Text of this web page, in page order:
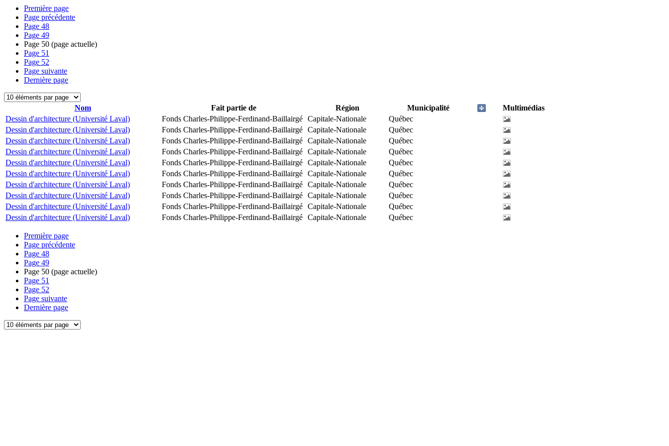
Première page
Page précédente
Page 48
Page 49
Page 50 (page actuelle)
Page 51
Page 52
Page suivante
Dernière page
Nom Fait partie de Région Municipalité
Multimédias
Dessin d'architecture (Université Laval)
Fonds Charles-Philippe-Ferdinand-Baillairgé Capitale-Nationale
Québec
Dessin d'architecture (Université Laval)
Fonds Charles-Philippe-Ferdinand-Baillairgé Capitale-Nationale
Québec
Dessin d'architecture (Université Laval)
Fonds Charles-Philippe-Ferdinand-Baillairgé Capitale-Nationale
Québec
Dessin d'architecture (Université Laval)
Fonds Charles-Philippe-Ferdinand-Baillairgé Capitale-Nationale
Québec
Dessin d'architecture (Université Laval)
Fonds Charles-Philippe-Ferdinand-Baillairgé Capitale-Nationale
Québec
Dessin d'architecture (Université Laval)
Fonds Charles-Philippe-Ferdinand-Baillairgé Capitale-Nationale
Québec
Dessin d'architecture (Université Laval)
Fonds Charles-Philippe-Ferdinand-Baillairgé Capitale-Nationale
Québec
Dessin d'architecture (Université Laval)
Fonds Charles-Philippe-Ferdinand-Baillairgé Capitale-Nationale
Québec
Dessin d'architecture (Université Laval)
Fonds Charles-Philippe-Ferdinand-Baillairgé Capitale-Nationale
Québec
Dessin d'architecture (Université Laval)
Fonds Charles-Philippe-Ferdinand-Baillairgé Capitale-Nationale Québec
Première page
Page précédente
Page 48
Page 49
Page 50 (page actuelle)
Page 51
Page 52
Page suivante
Dernière page